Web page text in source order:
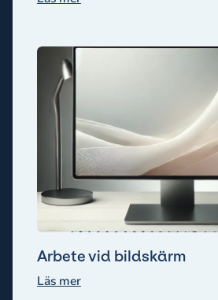
Arbete vid bildskärm
Läs mer